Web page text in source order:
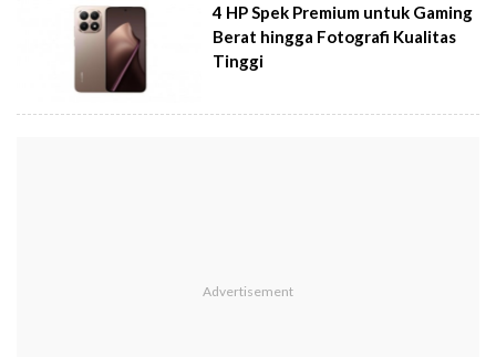
4 HP Spek Premium untuk Gaming
Berat hingga Fotografi Kualitas
Tinggi